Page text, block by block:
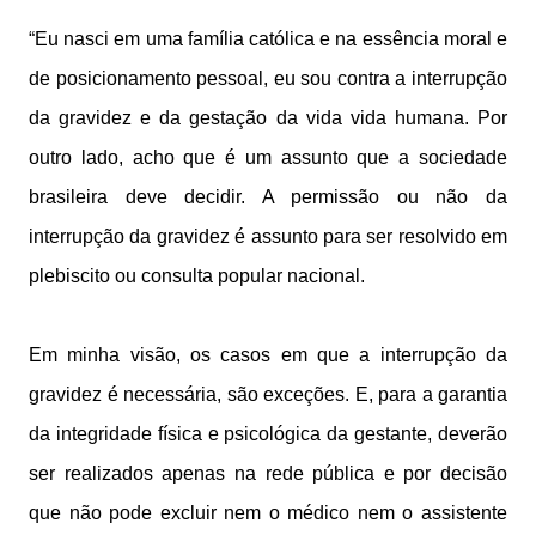
“Eu nasci em uma família católica e na essência moral e
de posicionamento pessoal, eu sou contra a interrupção
da gravidez e da gestação da vida vida humana. Por
outro lado, acho que é um assunto que a sociedade
brasileira deve decidir. A permissão ou não da
interrupção da gravidez é assunto para ser resolvido em
plebiscito ou consulta popular nacional.
Em minha visão, os casos em que a interrupção da
gravidez é necessária, são exceções. E, para a garantia
da integridade física e psicológica da gestante, deverão
ser realizados apenas na rede pública e por decisão
que não pode excluir nem o médico nem o assistente